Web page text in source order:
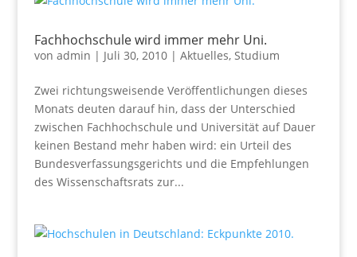
Fachhochschule wird immer mehr Uni.
von admin | Juli 30, 2010| Aktuelles, Studium
Zwei richtungsweisende Veröffentlichungen dieses
Monats deuten darauf hin, dass der Unterschied
zwischen Fachhochschule und Universität auf Dauer
keinen Bestand mehr haben wird: ein Urteil des
Bundesverfassungsgerichts und die Empfehlungen
des Wissenschaftsrats zur...